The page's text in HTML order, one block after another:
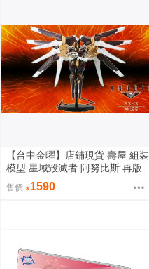
【台中金曜】店鋪現貨 壽屋 組裝
模型 星域毀滅者 阿努比斯 再版
售價 1590